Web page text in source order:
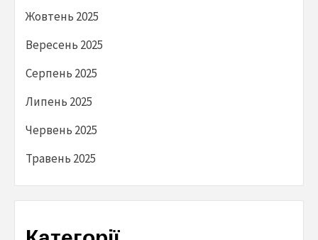
Жовтень 2025
Вересень 2025
Серпень 2025
Липень 2025
Червень 2025
Травень 2025